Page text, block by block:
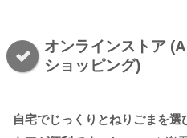
オンラインストア
ショッピング)
自宅でじっくりとねりごまを